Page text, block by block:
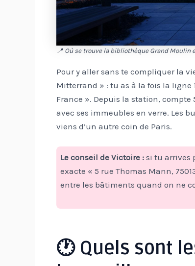
📍 Où se trouve la bibliothèque Grand
Pour y aller sans te compliquer la
Mitterrand » : tu as à la fois la ligne
France ». Depuis la station,
avec ses immeubles en verre. Les
viens d’un autre coin de Paris.
Le conseil de Victoire :si tu arrives
exacte « 5 rue Thomas Mann,
entre les bâtiments quand on ne
🕐 Quels sont